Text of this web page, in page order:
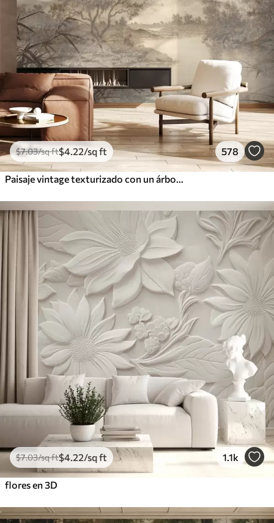
$7.03/sq ft$4 .22/sq ft 578
$7.03/sq ft$4 .22/sq ft 1.1k
flores en 3D